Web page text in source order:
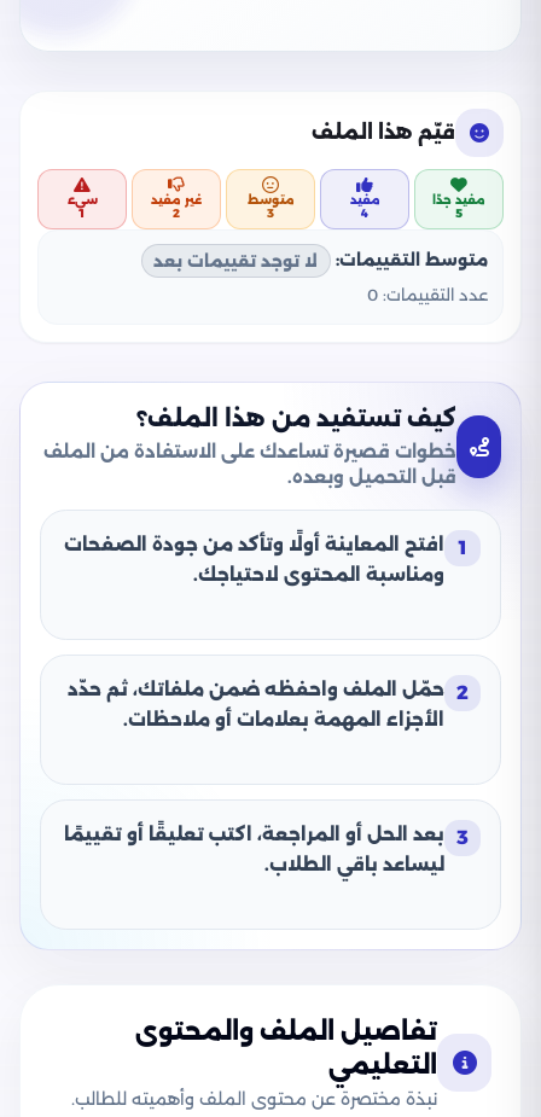
قيّم هذا الملف
مفيد جدًا
5
مفيد
4
متوسط
3
غير مفيد
2
سيء
1
متوسط التقييمات:
لا توجد تقييمات بعد
عدد التقييمات: 0
كيف تستفيد من هذا الملف؟
خطوات قصيرة تساعدك على الاستفادة من الملف
قبل التحميل وبعده.
1
افتح المعاينة أولًا وتأكد من جودة الصفحات
ومناسبة المحتوى لاحتياجك.
2 حمّل الملف واحفظه ضمن ملفاتك، ثم حدّد
الأجزاء المهمة بعلامات أو ملاحظات.
3
بعد الحل أو المراجعة، اكتب تعليقًا أو تقييمًا
ليساعد باقي الطلاب.
تفاصيل الملف والمحتوى
التعليمي
نبذة مختصرة عن محتوى الملف وأهميته للطالب.